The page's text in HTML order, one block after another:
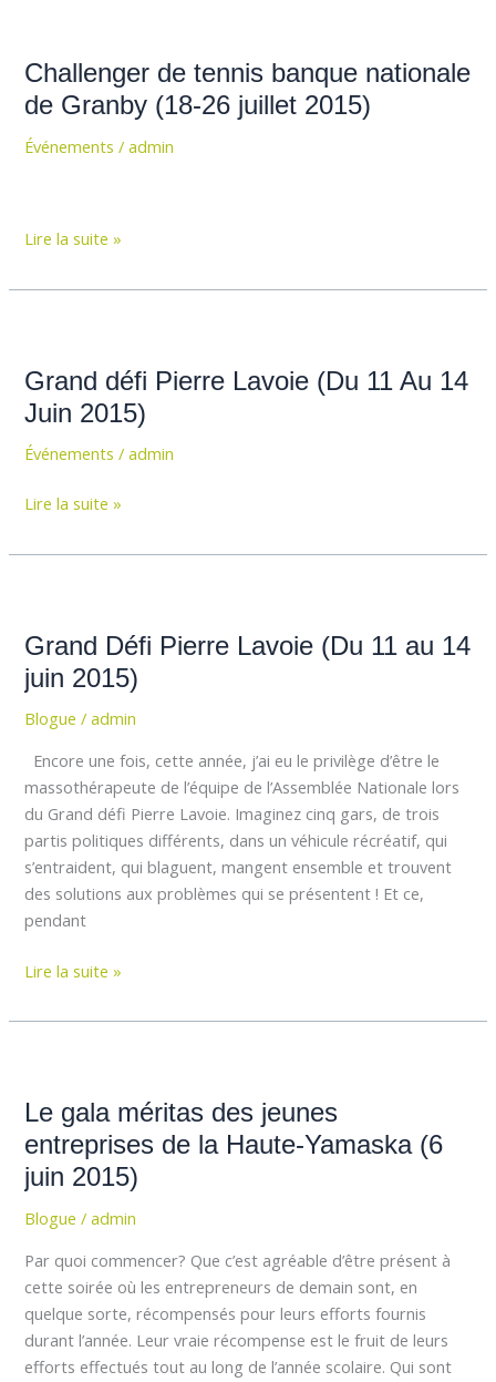
Challenger de tennis banque nationale
de Granby (18-26 juillet 2015)
Événements /admin
tennis
banque
de
26
2015)
Lire la suite »
Grand défi Pierre Lavoie (Du 11 Au 14
Juin 2015)
Événements /admin
Pierre
Lavoie
11
14
Lire la suite »
Grand Défi Pierre Lavoie (Du 11 au 14
juin 2015)
Blogue /admin
Encore une fois, cette année, j’ai eu le privilège d’être le
massothérapeute de l’équipe de l’Assemblée Nationale lors
du Grand défi Pierre Lavoie. Imaginez cinq gars, de trois
partis politiques différents, dans un véhicule récréatif, qui
s’entraident, qui blaguent, mangent ensemble et trouvent
des solutions aux problèmes qui se présentent ! Et ce,
pendant
Pierre
Lavoie
(Du
11
au
juin
2015)
Lire la suite »
Le gala méritas des jeunes
entreprises de la Haute-Yamaska (6
juin 2015)
Blogue /admin
Par quoi commencer? Que c’est agréable d’être présent à
cette soirée où les entrepreneurs de demain sont, en
quelque sorte, récompensés pour leurs efforts fournis
durant l’année. Leur vraie récompense est le fruit de leurs
efforts effectués tout au long de l’année scolaire. Qui sont
méritas
des
jeunes
entreprises
de
Haute-
Yamaska
(6
juin